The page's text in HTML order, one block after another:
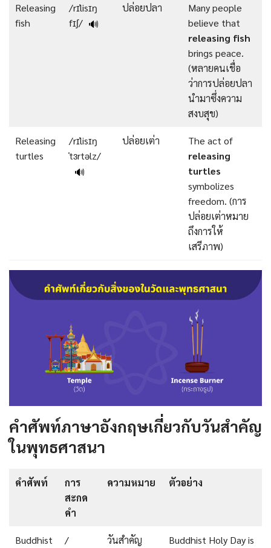
Releasing
fish
/rɪˈlisɪŋ
fɪʃ/ 🔊
ปล่อยปลา
Many people
believe that
releasing fish
brings peace.
(หลายคนเชื่อ
ว่าการปล่อยปลา
นำมาซึ่งความ
สงบสุข)
Releasing
turtles
/rɪˈlisɪŋ
ˈtɜrtəlz/
🔊
ปล่อยเต่า
The act of
releasing
turtles
symbolizes
freedom. (การ
ปล่อยเต่าหมาย
ถึงการให้
เสรีภาพ)
คำศัพท์ภาษาอังกฤษเกี่ยวกับวันสำคัญ
ในพุทธศาสนา
คำศัพท์
การ
สะกด
คำ
ความหมาย ตัวอย่าง
Buddhist
/
วันสำคัญ
Buddhist Holy Day is